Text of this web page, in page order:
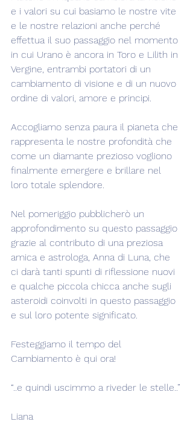
e i valori su cui basiamo le nostre vite
e le nostre relazioni anche perché
effettua il suo passaggio nel momento
in cui Urano è ancora in Toro e Lilith in
Vergine, entrambi portatori di un
cambiamento di visione e di un nuovo
ordine di valori, amore e principi.
Accogliamo senza paura il pianeta che
rappresenta le nostre profondità che
come un diamante prezioso vogliono
finalmente emergere e brillare nel
loro totale splendore.
Nel pomeriggio pubblicherò un
approfondimento su questo passaggio
grazie al contributo di una preziosa
amica e astrologa, Anna di Luna, che
ci darà tanti spunti di riflessione nuovi
e qualche piccola chicca anche sugli
asteroidi coinvolti in questo passaggio
e sul loro potente significato.
Festeggiamo il tempo del
Cambiamento è qui ora!
“..e quindi uscimmo a riveder le stelle..”
Liana